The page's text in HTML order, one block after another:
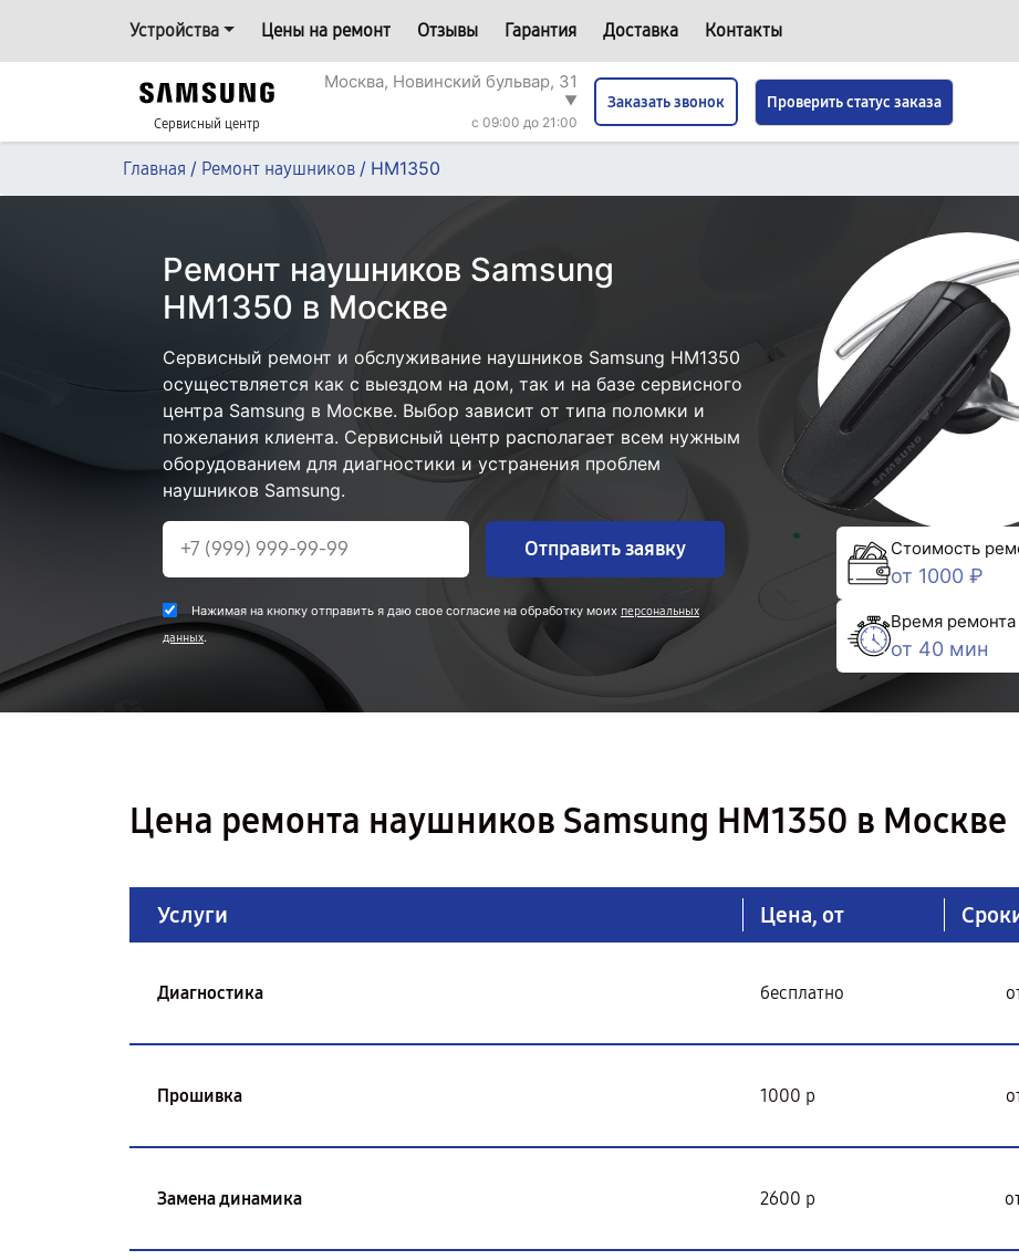
Устройства Цены на ремонт Отзывы Гарантия Доставка Контакты
Сервисный центр
Москва, Новинский бульвар, 31
▼
c 09:00 до 21:00
Заказать звонок Проверить статус заказа
Главная / Ремонт наушников / HM1350
Ремонт наушников Samsung
HM1350 в Москве
Сервисный ремонт и обслуживание наушников Samsung HM1350
осуществляется как с выездом на дом, так и на базе сервисного
центра Samsung в Москве. Выбор зависит от типа поломки и
пожелания клиента. Сервисный центр располагает всем нужным
оборудованием для диагностики и устранения проблем
наушников Samsung.
Отправить заявку
Нажимая на кнопку отправить я даю свое согласие на обработку моих персональных
данных.
Стоимость
от 1000 ₽
Время ремонта
от 40 мин
Цена ремонта наушников Samsung HM1350 в Москве
Услуги Цена, от
Диагностика бесплатно
Прошивка 1000 р
Замена динамика 2600 р